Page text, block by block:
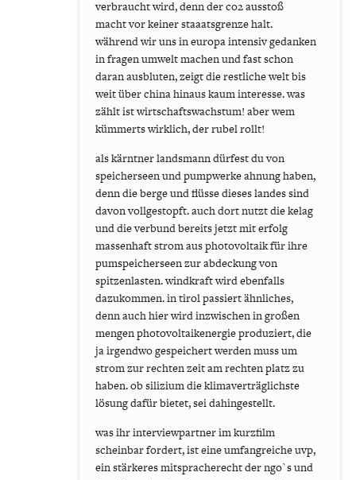
verbraucht wird, denn der co2 ausstoß
macht vor keiner staaatsgrenze halt.
während wir uns in europa intensiv gedanken
in fragen umwelt machen und fast schon
daran ausbluten, zeigt die restliche welt bis
weit über china hinaus kaum interesse. was
zählt ist wirtschaftswachstum! aber wem
kümmerts wirklich, der rubel rollt!
als kärntner landsmann dürfest du von
speicherseen und pumpwerke ahnung haben,
denn die berge und flüsse dieses landes sind
davon vollgestopft. auch dort nutzt die kelag
und die verbund bereits jetzt mit erfolg
massenhaft strom aus photovoltaik für ihre
pumspeicherseen zur abdeckung von
spitzenlasten. windkraft wird ebenfalls
dazukommen. in tirol passiert ähnliches,
denn auch hier wird inzwischen in großen
mengen photovoltaikenergie produziert, die
ja irgendwo gespeichert werden muss um
strom zur rechten zeit am rechten platz zu
haben. ob silizium die klimaverträglichste
lösung dafür bietet, sei dahingestellt.
was ihr interviewpartner im kurzfilm
scheinbar fordert, ist eine umfangreiche uvp,
ein stärkeres mitspracherecht der ngo`s und